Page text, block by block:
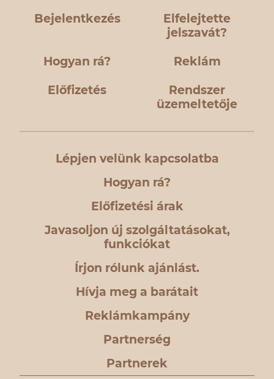
Bejelentkezés
Elfelejtette
jelszavát?
Hogyan rá? Reklám
Előfizetés
Rendszer
üzemeltetője
Lépjen velünk kapcsolatba
Hogyan rá?
Előfizetési árak
Javasoljon új szolgáltatásokat,
funkciókat
Írjon rólunk ajánlást.
Hívja meg a barátait
Reklámkampány
Partnerség
Partnerek